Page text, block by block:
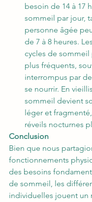
besoin de 14 à 17
sommeil par jour,
personne âgée
de 7 à 8 heures.
cycles de sommeil
plus fréquents,
interrompus par
se nourrir. En
sommeil devient
léger et
réveils nocturnes
Conclusion
Bien que nous
fonctionnements
des besoins
de sommeil, les
individuelles jouent un